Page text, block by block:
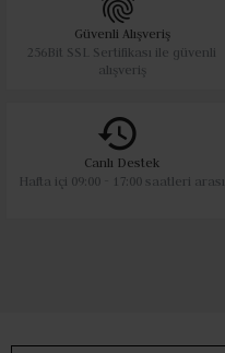
Güvenli Alışveriş
256Bit SSL Sertifikası ile güvenli
alışveriş
Canlı Destek
Hafta içi 09:00 - 17:00 saatleri arası